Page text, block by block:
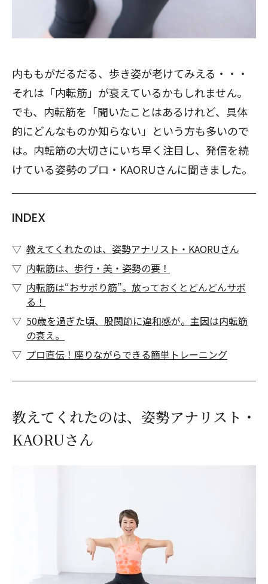
内ももがだるだる、歩き姿が老けてみえる・・・
それは「内転筋」が衰えているかもしれません。
でも、内転筋を「聞いたことはあるけれど、具体
的にどんなものか知らない」という方も多いので
は。内転筋の大切さにいち早く注目し、発信を続
けている姿勢のプロ・KAORUさんに聞きました。
INDEX
教えてくれたのは、姿勢アナリスト・KAORUさん
内転筋は、歩行・美・姿勢の要！
内転筋は“おサボり筋”。放っておくとどんどんサボ
る！
50歳を過ぎた頃、股関節に違和感が。主因は内転筋
の衰え。
プロ直伝！座りながらできる簡単トレーニング
教えてくれたのは、姿勢アナリスト・
KAORUさん